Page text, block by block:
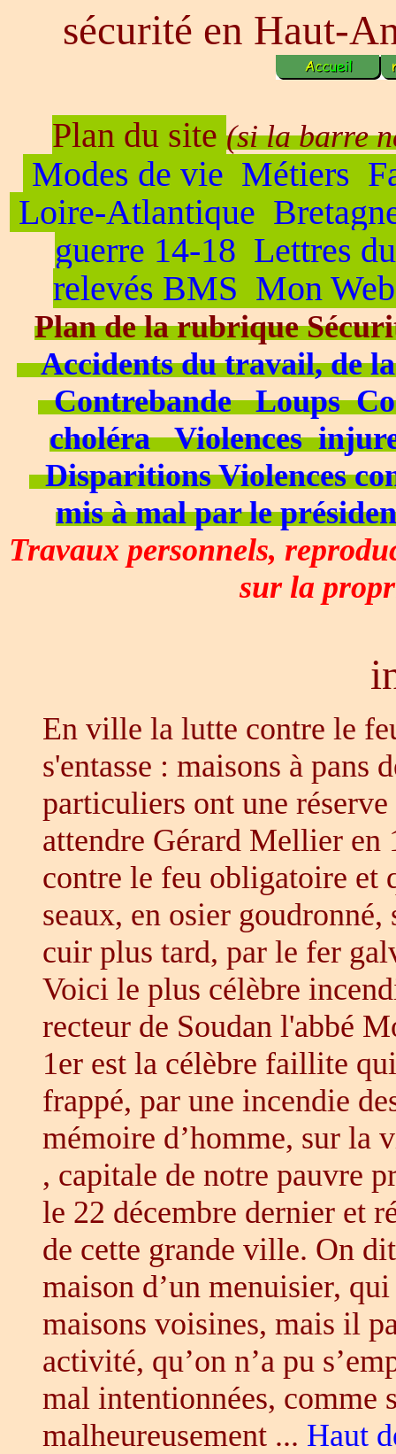
sécurité en Haut-
Plan du site (si la barre
Modes de vie Métiers
Loire-Atlantique
guerre 14-18 Lettres
relevés BMS Mon Web
Plan de la rubrique
Accidents du travail, de
Contrebande
Loups
choléra
Violences
Disparitions Violences
mis à mal par le
Travaux personnels,
sur la
En ville la lutte contre le
s'entasse : maisons à pans
particuliers ont une
attendre Gérard Mellier en
contre le feu obligatoire et
seaux, en osier
cuir plus tard, par le fer
Voici le plus célèbre
recteur de Soudan l'abbé
1er est la célèbre faillite
frappé, par une incendie
mémoire d’homme, sur la
, capitale de notre pauvre
le 22 décembre dernier et
de cette grande ville. On
maison d’un menuisier,
maisons voisines, mais il
activité, qu’on n’a pu
mal intentionnées, comme
malheureusement ... Haut